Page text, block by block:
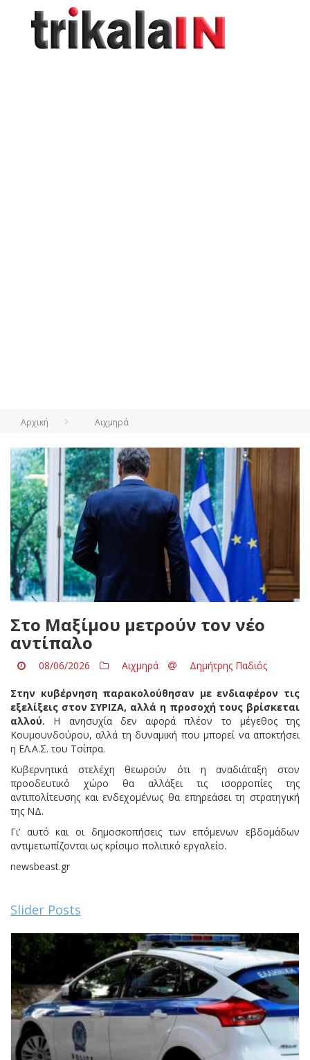
Αρχική Αιχμηρά
Στο Μαξίμου μετρούν τον νέο
αντίπαλο
08/06/2026 Αιχμηρά Δημήτρης Παδιός
Στην κυβέρνηση παρακολούθησαν με ενδιαφέρον τις
εξελίξεις στον ΣΥΡΙΖΑ, αλλά η προσοχή τους βρίσκεται
αλλού. Η ανησυχία δεν αφορά πλέον το μέγεθος της
Κουμουνδούρου, αλλά τη δυναμική που μπορεί να αποκτήσει
η ΕΛ.Α.Σ. του Τσίπρα.
Κυβερνητικά στελέχη θεωρούν ότι η αναδιάταξη στον
προοδευτικό χώρο θα αλλάξει τις ισορροπίες της
αντιπολίτευσης και ενδεχομένως θα επηρεάσει τη στρατηγική
της ΝΔ.
Γι’ αυτό και οι δημοσκοπήσεις των επόμενων εβδομάδων
αντιμετωπίζονται ως κρίσιμο πολιτικό εργαλείο.
newsbeast.gr
Slider Posts